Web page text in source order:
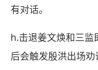
有对话。
h.击退姜文焕和三
后会触发殷洪出场劝